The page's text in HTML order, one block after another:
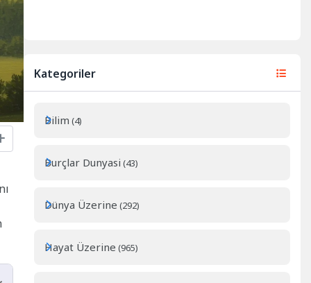
Kategoriler
Bilim (4)
Burçlar Dunyasi (43)
Dünya Üzerine (292)
Hayat Üzerine (965)